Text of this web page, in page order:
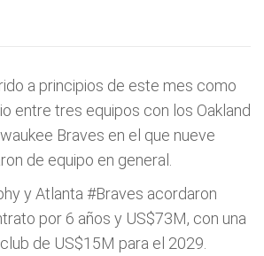
a principios de este mes como
entre tres equipos con los Oakland
Braves en el que nueve
de equipo en general.
y Atlanta #Braves acordaron
por 6 años y US$73M, con una
de US$15M para el 2029.